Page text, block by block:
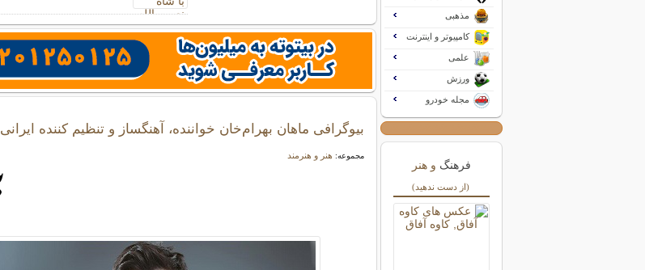
بیوگرافی ماهان بهرام‌خان خواننده، آهنگساز و تنظیم کننده ایرانی
مجموعه: هنر و هنرمند
مذهبی
کامپیوتر و اینترنت
علمی
ورزش
مجله خودرو
فرهنگ و هنر
(از دست ندهید)